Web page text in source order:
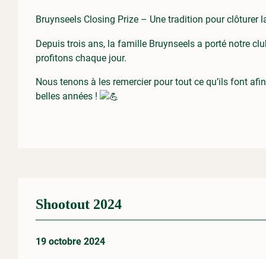
Bruynseels Closing Prize – Une tradition pour clôturer
Depuis trois ans, la famille Bruynseels a porté notre
profitons chaque jour.
Nous tenons à les remercier pour tout ce qu’ils font
belles années !
Shootout 2024
19 octobre 2024